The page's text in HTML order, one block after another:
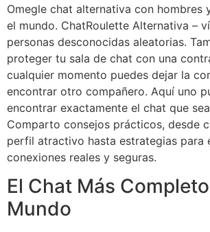
Omegle chat alternativa con hombres
el mundo. ChatRoulette Alternativa –
personas desconocidas aleatorias.
proteger tu sala de chat con una
cualquier momento puedes dejar la
encontrar otro compañero. Aquí uno
encontrar exactamente el chat que
Comparto consejos prácticos, desde
perfil atractivo hasta estrategias para
conexiones reales y seguras.
El Chat Más
Mundo